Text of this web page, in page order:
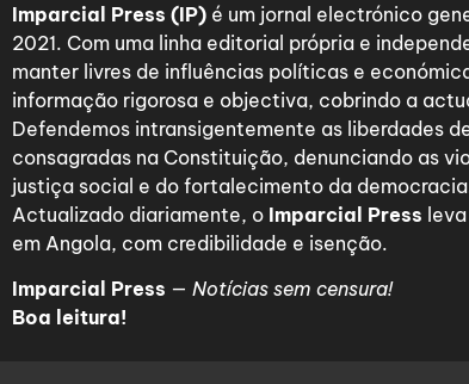
Imparcial Press (IP) é um jornal electrónico
2021. Com uma linha editorial própria e
manter livres de influências políticas e
informação rigorosa e objectiva, cobrindo a
Defendemos intransigentemente as liberdades
consagradas na Constituição, denunciando as
justiça social e do fortalecimento da
Actualizado diariamente, o Imparcial Press
em Angola, com credibilidade e isenção.
Imparcial Press — Notícias sem censura!
Boa leitura!